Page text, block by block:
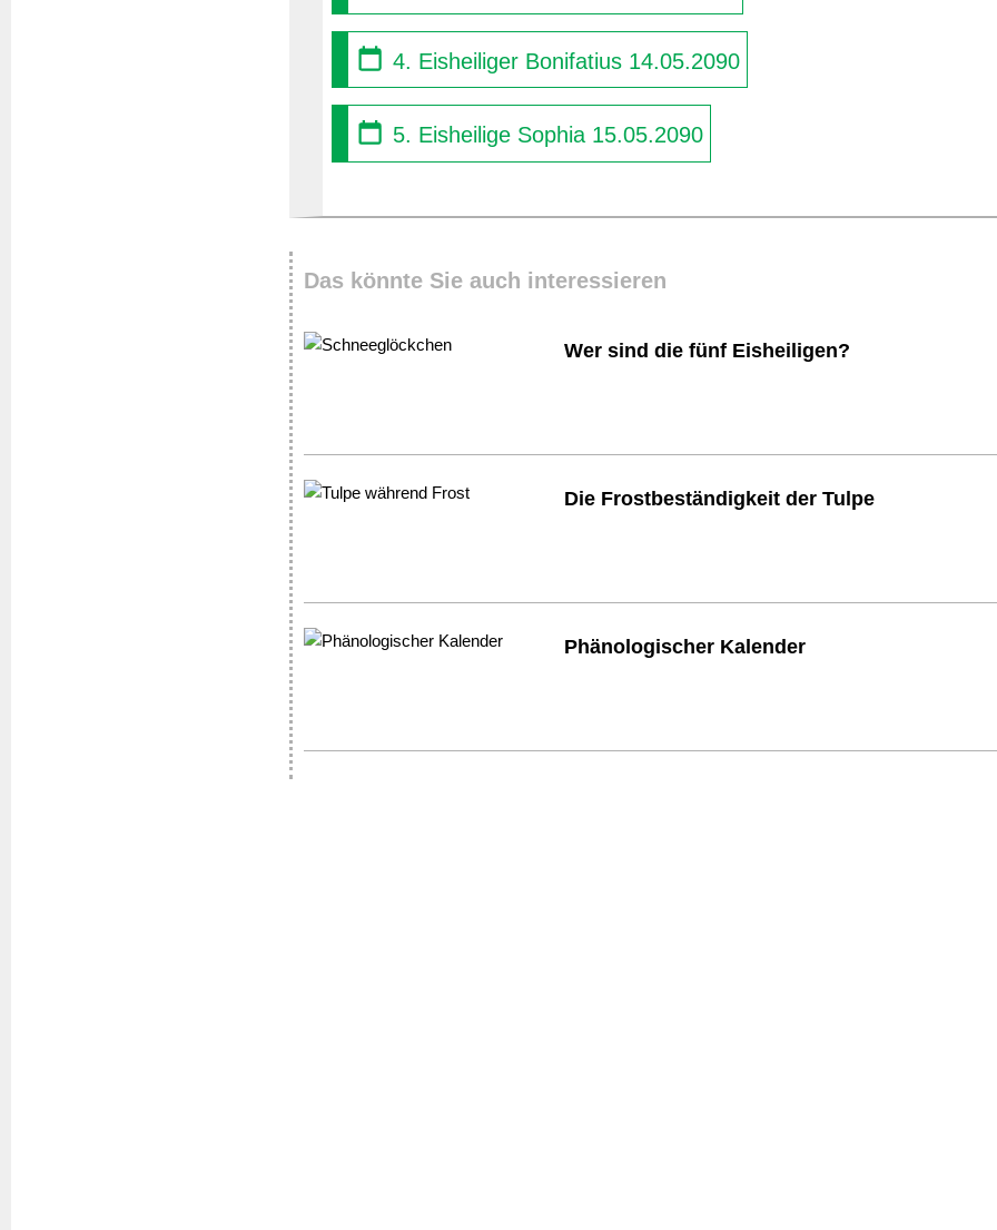
4. Eisheiliger Bonifatius 14.05.2090
5. Eisheilige Sophia 15.05.2090
Das könnte Sie auch interessieren
Wer sind die fünf Eisheiligen?
Die Frostbeständigkeit der Tulpe
Phänologischer Kalender